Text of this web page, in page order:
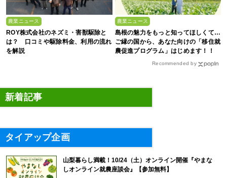
農業ニュース
ROY株式会社のネズミ・害獣駆除と
は？ 口コミや駆除料金、利用の流れ
を解説
農業ニュース
島根の魅力をもっと知ってほしくて…
ご縁の国から、あなた向けの「移住就
農促進プログラム」はじめます！！
Recommended by
新着記事
タイアップ企画
山梨暮らし満載！10/24（土）オンライン開催『やまな
しオンライン就農座談会』【参加無料】